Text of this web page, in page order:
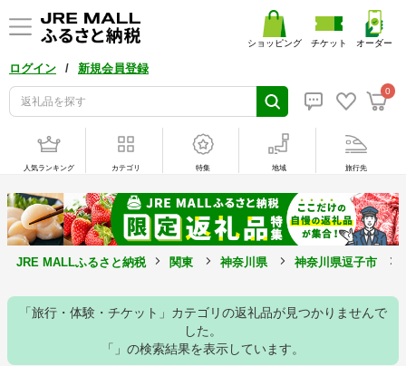
ログイン / 新規会員登録
0
ショッピング チケット オーダー
人気ランキング カテゴリ 特集 地域 旅行先
JRE MALLふるさと納税 関東 神奈川県 神奈川県逗子市
「旅行・体験・チケット」カテゴリの返礼品が見つかりませんで
した。
「」の検索結果を表示しています。